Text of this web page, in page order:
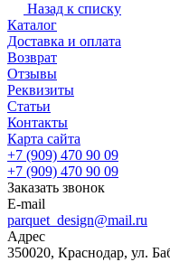
Назад к списку
Каталог
Доставка и оплата
Возврат
Отзывы
Реквизиты
Статьи
Контакты
Карта сайта
+7 (909) 470 90 09
+7 (909) 470 90 09
Заказать звонок
E-mail
parquet_design@mail.ru
Адрес
350020, Краснодар, ул.